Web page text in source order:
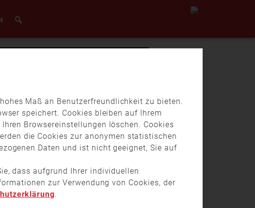
Maß an Benutzerfreundlichkeit zu bieten.
speichert. Cookies bleiben auf Ihrem
Browsereinstellungen löschen. Cookies
die Cookies zur anonymen statistischen
Daten und ist nicht geeignet, Sie auf
dass aufgrund Ihrer individuellen
zur Verwendung von Cookies, der
.